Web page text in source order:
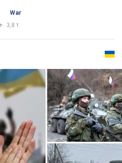
War
3,8 т.